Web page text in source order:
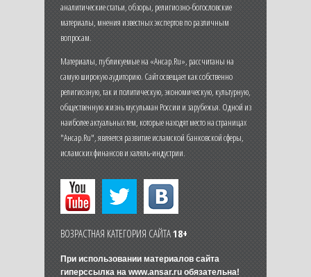
аналитические статьи, обзоры, религиозно-богословские
материалы, мнения известных экспертов по различным
вопросам.
Материалы, публикуемые на «Ансар.Ru», рассчитаны на
самую широкую аудиторию. Сайт освещает как собственно
религиозную, так и политическую, экономическую, культурную,
общественную жизнь мусульман России и зарубежья. Одной из
наиболее актуальных тем, которые находят место на страницах
"Ансар.Ru", является развитие исламской банковской сферы,
исламских финансов и халяль-индустрии.
ВОЗРАСТНАЯ КАТЕГОРИЯ САЙТА18+
При использовании материалов сайта
гиперссылка на www.ansar.ruобязательна!